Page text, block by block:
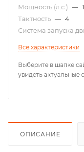
Мощность (л.с.) —
Тактность — 4
Система запуска
Все характеристики
Выберите в шапке
увидеть актуальные
ОПИСАНИЕ